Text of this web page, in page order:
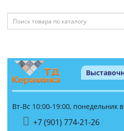
Вт-Вс 10:00-19:00, понедельник
+7 (901) 774-21-26